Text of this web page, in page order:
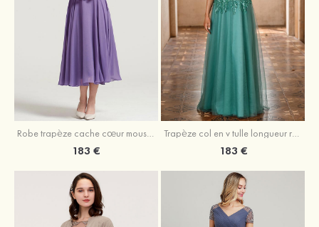
Robe trapèze cache cœur mousseline longueur mollet robe de mère de la mariée avec plissé veste
183 €
Trapèze col en v tulle longueur ras du sol robe de mère de la mariée avec perles paillettes
183 €